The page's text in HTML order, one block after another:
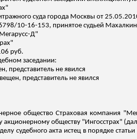
суда города Москвы от
10-16-153, принятое судьей
Мегарусс-Д"
руб.
заседании:
представитель не явился
представитель не явился
общество Страховая компания "
акционерному обществу "Ингосстрах"
судебного акта истец в порядке